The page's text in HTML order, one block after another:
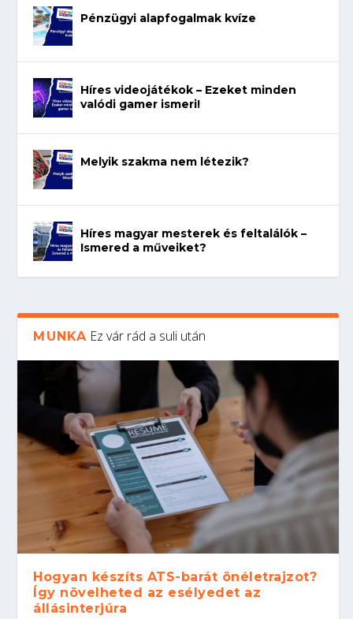
Pénzügyi alapfogalmak kvíze
Híres videojátékok – Ezeket minden
valódi gamer ismeri!
Melyik szakma nem létezik?
Híres magyar mesterek és feltalálók –
Ismered a műveiket?
MUNKA Ez vár rád a suli után
Hogyan készíts ATS-barát önéletrajzot?
Így növelheted az esélyedet az
állásinterjúra